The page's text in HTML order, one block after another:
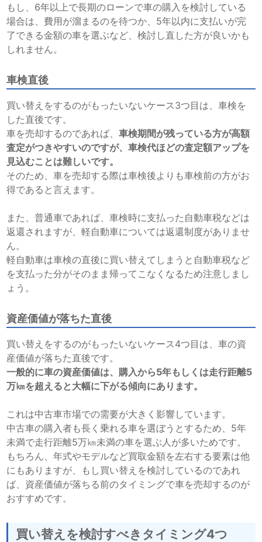
もし、6年以上で長期のローンで車の購入を検討している
場合は、費用が溜まるのを待つか、5年以内に支払いが完
了できる金額の車を選ぶなど、検討し直した方が良いかも
しれません。
車検直後
買い替えをするのがもったいないケース3つ目は、車検を
した直後です。
車を売却するのであれば、車検期間が残っている方が高額
査定がつきやすいのですが、車検代ほどの査定額アップを
見込むことは難しいです。
そのため、車を売却する際は車検後よりも車検前の方がお
得であると言えます。
また、普通車であれば、車検時に支払った自動車税などは
返還されますが、軽自動車については返還制度がありませ
ん。
軽自動車は車検の直後に買い替えてしまうと自動車税など
を支払った分がそのまま帰ってこなくなるため注意しまし
ょう。
資産価値が落ちた直後
買い替えをするのがもったいないケース4つ目は、車の資
産価値が落ちた直後です。
一般的に車の資産価値は、購入から5年もしくは走行距離5
万㎞を超えると大幅に下がる傾向にあります。
これは中古車市場での需要が大きく影響しています。
中古車の購入者も長く乗れる車を選ぼうとするため、5年
未満で走行距離5万㎞未満の車を選ぶ人が多いためです。
もちろん、年式やモデルなど買取金額を左右する要素は他
にもありますが、もし買い替えを検討しているのであれ
ば、資産価値が落ちる前のタイミングで車を売却するのが
おすすめです。
買い替えを検討すべきタイミング4つ